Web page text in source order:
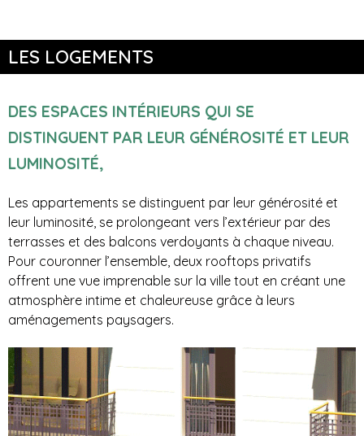
LES LOGEMENTS
DES ESPACES INTÉRIEURS QUI SE
DISTINGUENT PAR LEUR GÉNÉROSITÉ ET LEUR
LUMINOSITÉ,
Les appartements se distinguent par leur générosité et
leur luminosité, se prolongeant vers l’extérieur par des
terrasses et des balcons verdoyants à chaque niveau.
Pour couronner l’ensemble, deux rooftops privatifs
offrent une vue imprenable sur la ville tout en créant une
atmosphère intime et chaleureuse grâce à leurs
aménagements paysagers.